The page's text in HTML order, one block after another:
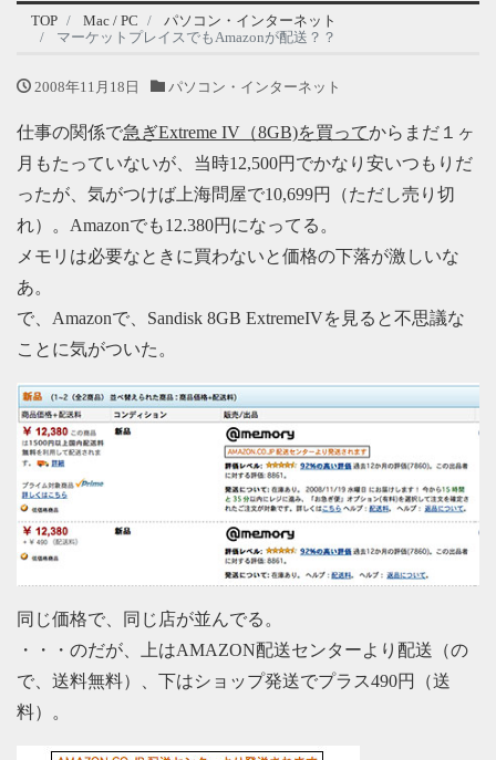
TOP Mac / PC
パソコン・インターネット
マーケットプレイスでもAmazonが配送？？
2008年11月18日 パソコン・インターネット
仕事の関係で急ぎExtreme IV（8GB)を買ってからまだ１ヶ
月もたっていないが、当時12,500円でかなり安いつもりだ
ったが、気がつけば上海問屋で10,699円（ただし売り切
れ）。Amazonでも12.380円になってる。
メモリは必要なときに買わないと価格の下落が激しいな
あ。
で、Amazonで、Sandisk 8GB ExtremeIVを見ると不思議な
ことに気がついた。
同じ価格で、同じ店が並んでる。
・・・のだが、上はAMAZON配送センターより配送（の
で、送料無料）、下はショップ発送でプラス490円（送
料）。